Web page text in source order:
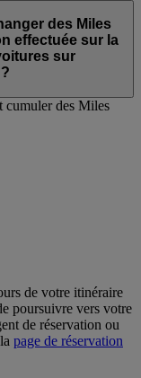
des Miles
effectuée sur la
sur
cumuler des Miles
de votre itinéraire
poursuivre vers votre
de réservation ou
page de réservation